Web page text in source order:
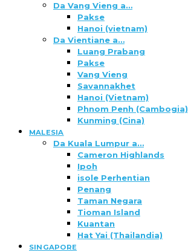
Da Vang Vieng a…
Pakse
Hanoi (vietnam)
Da Vientiane a…
Luang Prabang
Pakse
Vang Vieng
Savannakhet
Hanoi (Vietnam)
Phnom Penh (Cambogia)
Kunming (Cina)
MALESIA
Da Kuala Lumpur a…
Cameron Highlands
Ipoh
isole Perhentian
Penang
Taman Negara
Tioman Island
Kuantan
Hat Yai (Thailandia)
SINGAPORE